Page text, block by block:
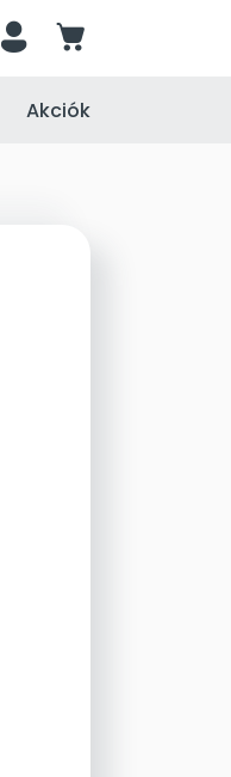
person cart
Akciók